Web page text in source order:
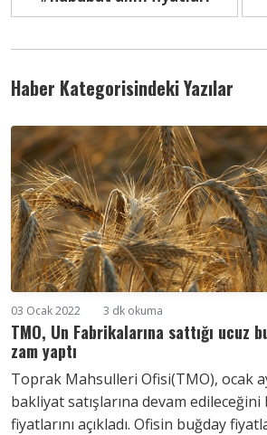
Haber Kategorisindeki Yazılar
03 Ocak 2022 3 dk okuma
TMO, Un Fabrikalarına sattığı ucuz
zam yaptı
Toprak Mahsulleri Ofisi(TMO), ocak
bakliyat satışlarına devam
fiyatlarını açıkladı. Ofisin buğday